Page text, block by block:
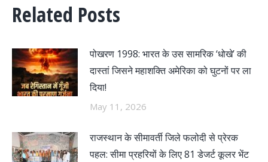
Related Posts
पोखरण 1998: भारत के उस सामरिक ‘धोखे’ की
दास्तां जिसने महाशक्ति अमेरिका को घुटनों पर ला
दिया!
May 11, 2026
राजस्थान के सीमावर्ती जिले फलोदी से प्रेरक
पहल: सीमा प्रहरियों के लिए 81 डेजर्ट कूलर भेंट